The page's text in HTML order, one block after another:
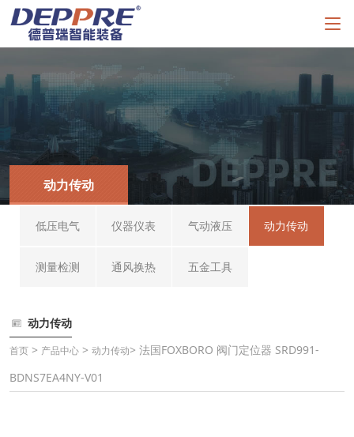
动力传动
低压电气 仪器仪表 气动液压 动力传动
测量检测 通风换热 五金工具
动力传动
首页 > 产品中心 > 动力传动> 法国FOXBORO 阀门定位器 SRD991-
BDNS7EA4NY-V01